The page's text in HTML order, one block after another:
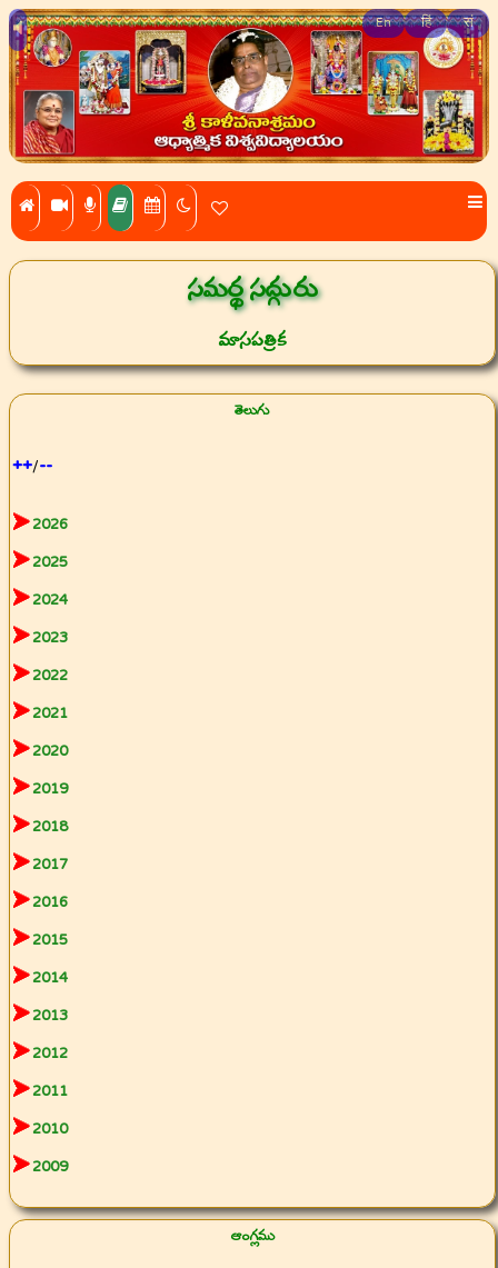
En हिं सं
సమర్థ సద్గురు
మాసపత్రిక
తెలుగు
++/--
2026
2025
2024
2023
2022
2021
2020
2019
2018
2017
2016
2015
2014
2013
2012
2011
2010
2009
ఆంగ్లము